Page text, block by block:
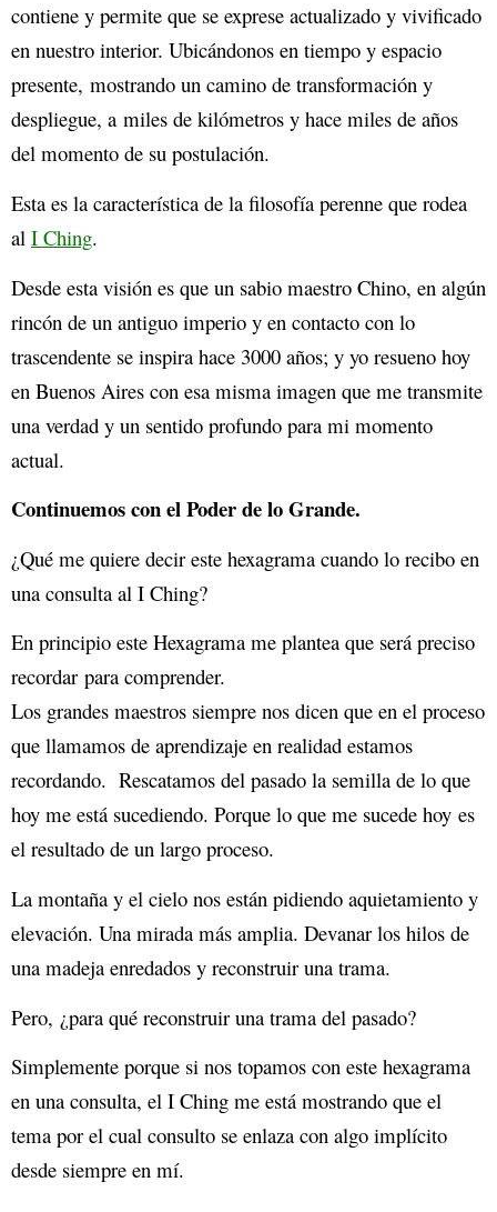
contiene y permite que se exprese actualizado y vivificado
en nuestro interior. Ubicándonos en tiempo y espacio
presente, mostrando un camino de transformación y
despliegue, a miles de kilómetros y hace miles de años
del momento de su postulación.
Esta es la característica de la filosofía perenne que rodea
al I Ching.
Desde esta visión es que un sabio maestro Chino, en algún
rincón de un antiguo imperio y en contacto con lo
trascendente se inspira hace 3000 años; y yo resueno hoy
en Buenos Aires con esa misma imagen que me transmite
una verdad y un sentido profundo para mi momento
actual.
Continuemos con el Poder de lo Grande.
¿Qué me quiere decir este hexagrama cuando lo recibo en
una consulta al I Ching?
En principio este Hexagrama me plantea que será preciso
recordar para comprender.
Los grandes maestros siempre nos dicen que en el proceso
que llamamos de aprendizaje en realidad estamos
recordando. Rescatamos del pasado la semilla de lo que
hoy me está sucediendo. Porque lo que me sucede hoy es
el resultado de un largo proceso.
La montaña y el cielo nos están pidiendo aquietamiento y
elevación. Una mirada más amplia. Devanar los hilos de
una madeja enredados y reconstruir una trama.
Pero, ¿para qué reconstruir una trama del pasado?
Simplemente porque si nos topamos con este hexagrama
en una consulta, el I Ching me está mostrando que el
tema por el cual consulto se enlaza con algo implícito
desde siempre en mí.